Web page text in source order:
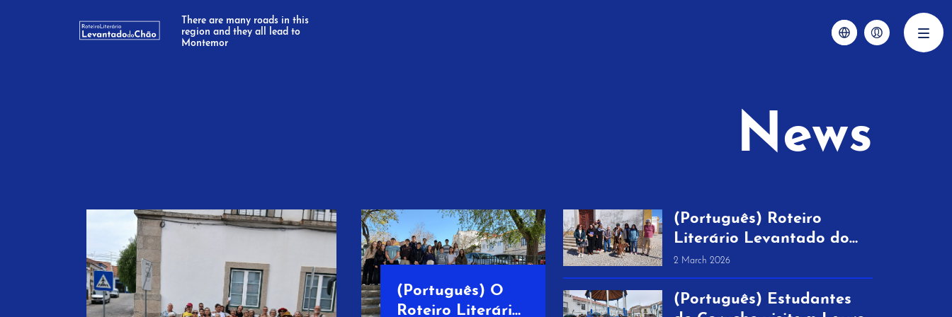
There are many roads in this
region and they all lead to
Montemor
News
(Português) O
Roteiro Literário
(Português) Roteiro
Literário Levantado do
Chão reúne três dias de
literatura e memórias
2 March 2026
(Português) Estudantes